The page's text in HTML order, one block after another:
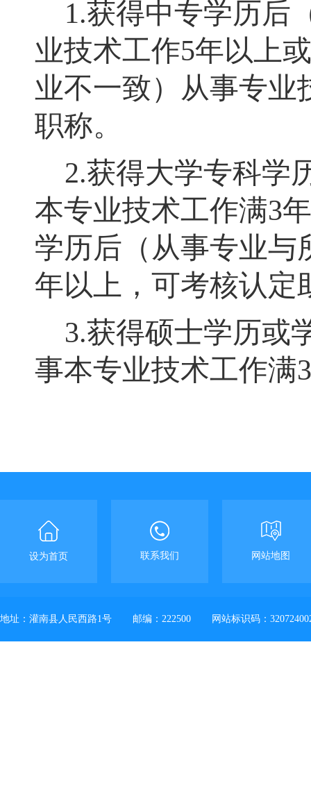
1.获得中专学历后
业技术工作5年以上
业不一致）从事专业
职称。
2.获得大学专科学
本专业技术工作满3年
学历后（从事专业与
年以上 ， 可考核认定
3.获得硕士学历或
事本专业技术工作满3
设为首页 联系我们 网站地图
地址：灌南县人民西路1号 邮编：222500 网站标识码：